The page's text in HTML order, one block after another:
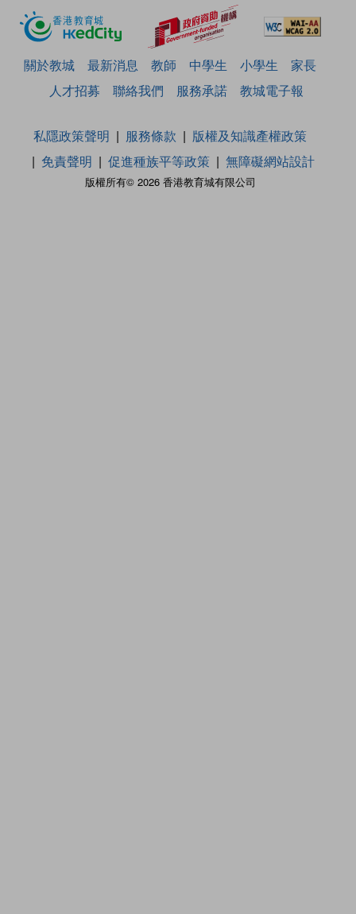
關於教城 最新消息 教師 中學生 小學生
家長
人才招募
聯絡我們 服務承諾 教城電子報
版權所有© 2026 香港教育城有限公司
私隱政策聲明 服務條款
版權及知識產權政策
免責聲明
促進種族平等政策 無障礙網站設計